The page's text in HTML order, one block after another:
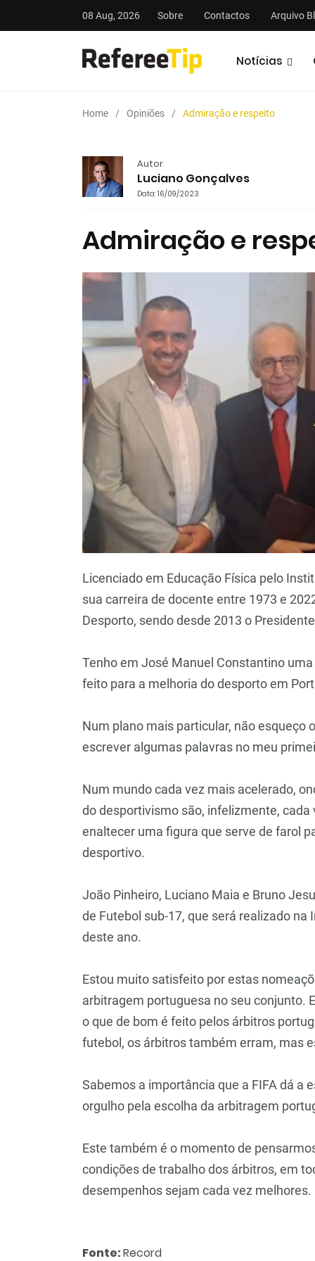
08 Aug, 2026 Sobre Contactos Arquivo
Notícias
Home Opiniões Admiração e respeito
Autor
Luciano Gonçalves
Data: 16/09/2023
Admiração e
Licenciado em Educação Física pelo
sua carreira de docente entre 1973 e
Desporto, sendo desde 2013 o
Tenho em José Manuel Constantino
feito para a melhoria do desporto em
Num plano mais particular, não esqueço
escrever algumas palavras no meu
Num mundo cada vez mais acelerado,
do desportivismo são, infelizmente,
enaltecer uma figura que serve de farol
desportivo.
João Pinheiro, Luciano Maia e Bruno
de Futebol sub-17, que será realizado
deste ano.
Estou muito satisfeito por estas
arbitragem portuguesa no seu conjunto.
o que de bom é feito pelos árbitros
futebol, os árbitros também erram, mas
Sabemos a importância que a FIFA dá a
orgulho pela escolha da arbitragem
Este também é o momento de
condições de trabalho dos árbitros, em
desempenhos sejam cada vez melhores.
Fonte:Record
Análises Podcasts